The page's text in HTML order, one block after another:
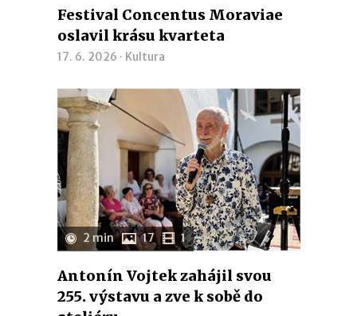
Festival Concentus Moraviae
oslavil krásu kvarteta
17. 6. 2026 · Kultura
2 min 17 1
Antonín Vojtek zahájil svou
255. výstavu a zve k sobě do